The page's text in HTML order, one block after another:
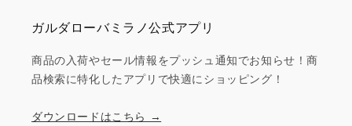
ガルダローバミラノ公式アプリ
商品の入荷やセール情報をプッシュ通知でお知らせ！商
品検索に特化したアプリで快適にショッピング！
ダウンロードはこちら →